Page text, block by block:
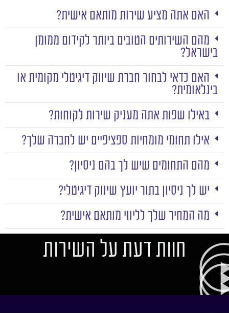
האם אתה מציע שירות מותאם אישית?
מהם השירותים הטובים ביותר לקידום ממומן
בישראל?
האם כדאי לבחור חברת שיווק דיגיטלי מקומית או
בינלאומית?
באילו שפות אתה מעניק שירות לקוחות?
אילו תחומי מומחיות ספציפיים יש לחברה שלך?
מהם התחומים שיש לך בהם ניסיון?
יש לך ניסיון בתור יועץ שיווק דיגיטלי?
מה המחיר שלך לליווי מותאם אישית?
חוות דעת על השירות